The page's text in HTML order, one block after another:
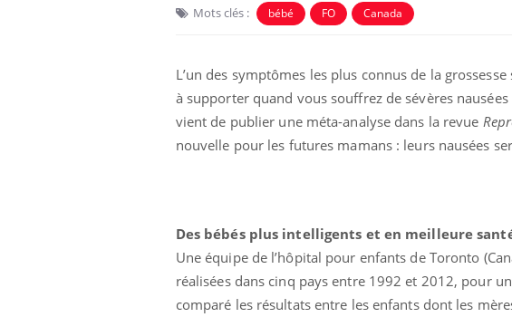
Mots clés : bébé FO Canada
L’un des symptômes les plus connus de la
à supporter quand vous souffrez de sévères
vient de publier une méta-analyse dans la revue
nouvelle pour les futures mamans : leurs nausées
Des bébés plus intelligents et en meilleure
Une équipe de l’hôpital pour enfants de Toronto
réalisées dans cinq pays entre 1992 et 2012, pour
comparé les résultats entre les enfants dont les
Bébés, jeunes enfants :
Fatigue, irritabilité,
même alopécie… Les
carence en fer sont
...